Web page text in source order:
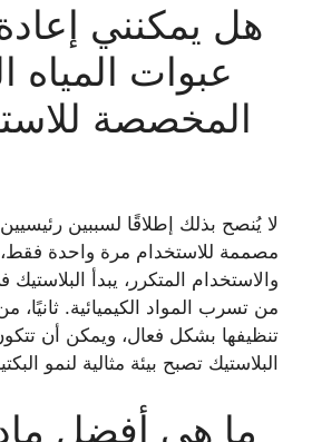
هل يمكنني
عبوات المياه
المخصصة
لا يُنصح بذلك إطلاقًا لسببين
مصممة للاستخدام مرة واحدة
والاستخدام المتكرر، يبدأ
من تسرب المواد الكيميائية. ثانيًا،
تنظيفها بشكل فعال، ويمكن أن
البلاستيك تصبح بيئة مثالية لنمو
ما هي أفضل